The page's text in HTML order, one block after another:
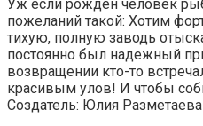
Уж если рожден человек
пожеланий такой: Хотим
тихую, полную заводь
постоянно был надежный
возвращении кто-то
красивым улов! И чтобы
Создатель: Юлия Разметаева